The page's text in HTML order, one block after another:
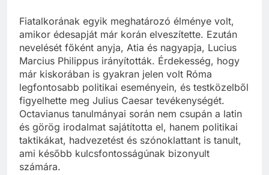
Fiatalkorának egyik meghatározó élménye volt,
amikor édesapját már korán elveszítette. Ezután
nevelését főként anyja, Atia és nagyapja, Lucius
Marcius Philippus irányították. Érdekesség, hogy
már kiskorában is gyakran jelen volt Róma
legfontosabb politikai eseményein, és testközelből
figyelhette meg Julius Caesar tevékenységét.
Octavianus tanulmányai során nem csupán a latin
és görög irodalmat sajátította el, hanem politikai
taktikákat, hadvezetést és szónoklattant is tanult,
ami később kulcsfontosságúnak bizonyult
számára.